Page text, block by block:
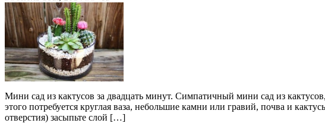
Мини сад из кактусов за двадцать минут. Симпатичный мини сад из
этого потребуется круглая ваза, небольшие камни или гравий, почва и
отверстия) засыпьте слой […]